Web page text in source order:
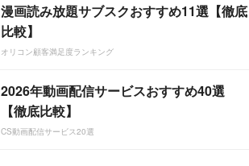
漫画読み放題サブスクおすすめ11選【徹底
比較】
オリコン顧客満足度ランキング
2026年動画配信サービスおすすめ40選
【徹底比較】
CS動画配信サービス20選